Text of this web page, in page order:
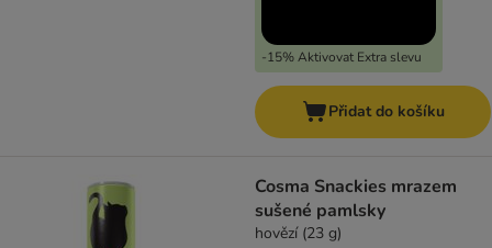
-15% Aktivovat Extra slevu
Přidat do košíku
Cosma Snackies mrazem
sušené pamlsky
hovězí (23 g)